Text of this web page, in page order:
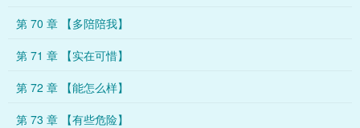
第 70 章 【多陪陪我】
第 71 章 【实在可惜】
第 72 章 【能怎么样】
第 73 章 【有些危险】